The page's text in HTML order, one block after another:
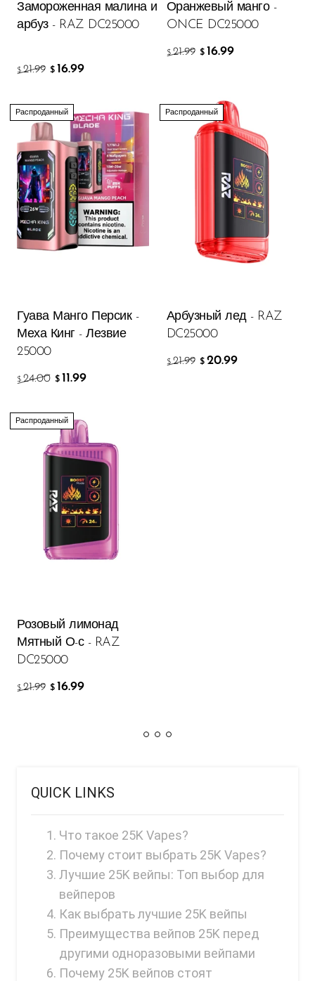
Замороженная малина и
арбуз - RAZ DC25000
$ 21.99 $ 16.99
Оранжевый манго -
ONCE DC25000
$ 21.99 $ 16.99
Распроданный
Гуава Манго Персик -
Меха Кинг - Лезвие
25000
$ 24.00 $ 11.99
Распроданный
Арбузный лед - RAZ
DC25000
$ 21.99 $ 20.99
Распроданный
Розовый лимонад
Мятный О-с - RAZ
DC25000
$ 21.99 $ 16.99
QUICK LINKS
Что такое 25K Vapes?
Почему стоит выбрать 25K Vapes?
Лучшие 25K вейпы: Топ выбор для
вейперов
Как выбрать лучшие 25K вейпы
Преимущества вейпов 25K перед
другими одноразовыми вейпами
Почему 25K вейпов стоят